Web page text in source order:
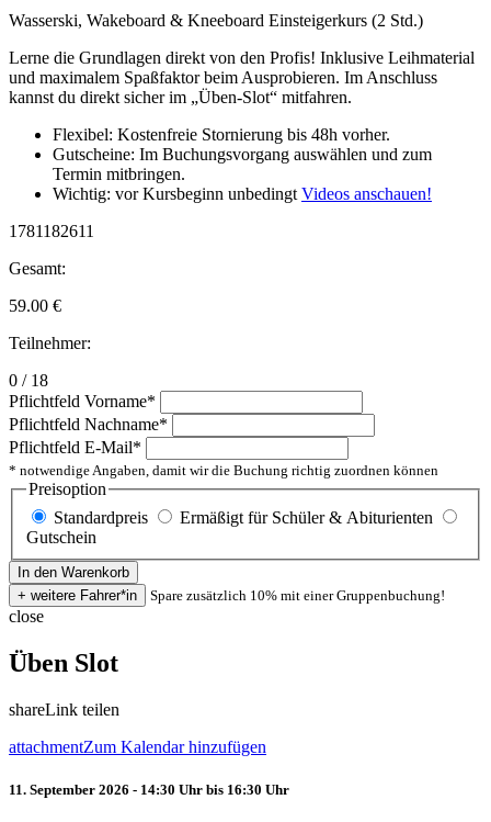
Wasserski, Wakeboard & Kneeboard Einsteigerkurs (2 Std.)
Lerne die Grundlagen direkt von den Profis! Inklusive Leihmaterial
und maximalem Spaßfaktor beim Ausprobieren. Im Anschluss
kannst du direkt sicher im „Üben-Slot“ mitfahren.
Flexibel: Kostenfreie Stornierung bis 48h vorher.
Gutscheine: Im Buchungsvorgang auswählen und zum
Termin mitbringen.
Wichtig: vor Kursbeginn unbedingt Videos anschauen!
1781182611
Gesamt:
59.00 €
Teilnehmer:
0 / 18
Pflichtfeld Vorname*
Pflichtfeld Nachname*
Pflichtfeld E-Mail*
* notwendige Angaben, damit wir die Buchung richtig zuordnen können
Preisoption
Standardpreis
Ermäßigt für Schüler & Abiturienten
Gutschein
Spare zusätzlich 10% mit einer Gruppenbuchung!
close
Üben Slot
shareLink teilen
attachmentZum Kalendar hinzufügen
11. September 2026 - 14:30 Uhr bis 16:30 Uhr